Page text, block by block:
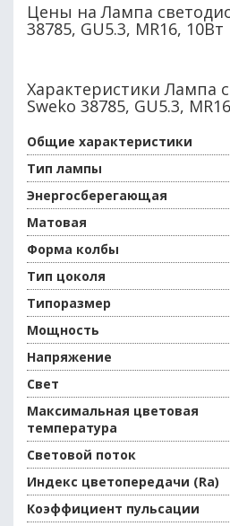
Цены на Лампа
38785, GU5.3, MR16, 10Вт
Характеристики Лампа
Sweko 38785, GU5.3,
Общие характеристики
Тип лампы
Энергосберегающая
Матовая
Форма колбы
Тип цоколя
Типоразмер
Мощность
Напряжение
Свет
Максимальная цветовая
температура
Световой поток
Индекс цветопередачи (Ra)
Коэффициент пульсации